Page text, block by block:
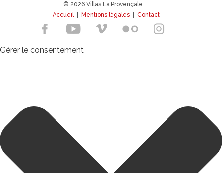
© 2026 Villas La Provençale.
Accueil| Mentions légales Contact
Gérer le consentement